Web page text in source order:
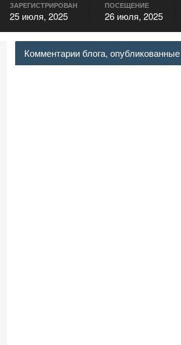
ЗАРЕГИСТРИРОВАН
25 июля, 2025
ПОСЕЩЕНИЕ
26 июля, 2025
Комментарии блога,